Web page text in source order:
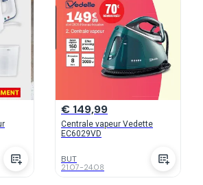
€ 149,99
Centrale vapeur Vedette
EC6029VD
BUT
21.07-24.08